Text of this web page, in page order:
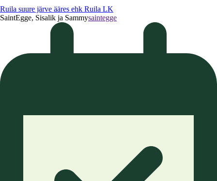
Ruila suure järve ääres ehk Ruila LK
SaintEgge, Sisalik ja Sammysaintegge